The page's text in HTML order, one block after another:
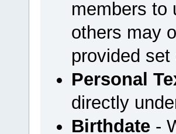
members to
others may
provided set
Personal
directly
Birthdate-